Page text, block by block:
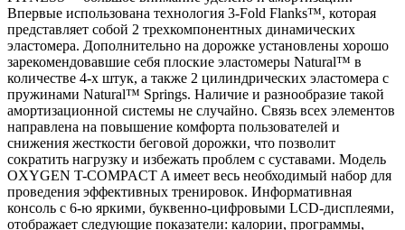
Впервые использована технология 3-Fold Flanks™, которая
представляет собой 2 трехкомпонентных динамических
эластомера. Дополнительно на дорожке установлены хорошо
зарекомендовавшие себя плоские эластомеры Natural™ в
количестве 4-х штук, а также 2 цилиндрических эластомера с
пружинами Natural™ Springs. Наличие и разнообразие такой
амортизационной системы не случайно. Связь всех элементов
направлена на повышение комфорта пользователей и
снижения жесткости беговой дорожки, что позволит
сократить нагрузку и избежать проблем с суставами. Модель
OXYGEN T-COMPACT A имеет весь необходимый набор для
проведения эффективных тренировок. Информативная
консоль с 6-ю яркими, буквенно-цифровыми LCD-дисплеями,
отображает следующие показатели: калории, программы,